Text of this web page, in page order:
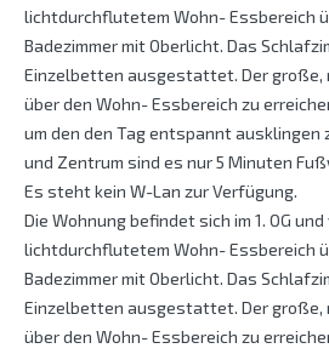
lichtdurchflutetem Wohn- Essbereich
Badezimmer mit Oberlicht. Das
Einzelbetten ausgestattet. Der große,
über den Wohn- Essbereich zu
um den den Tag entspannt ausklingen
und Zentrum sind es nur 5 Minuten
Es steht kein W-Lan zur Verfügung.
Die Wohnung befindet sich im 1. OG
lichtdurchflutetem Wohn- Essbereich
Badezimmer mit Oberlicht. Das
Einzelbetten ausgestattet. Der große,
über den Wohn- Essbereich zu